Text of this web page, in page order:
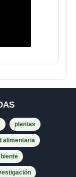
plantas
alimentaria